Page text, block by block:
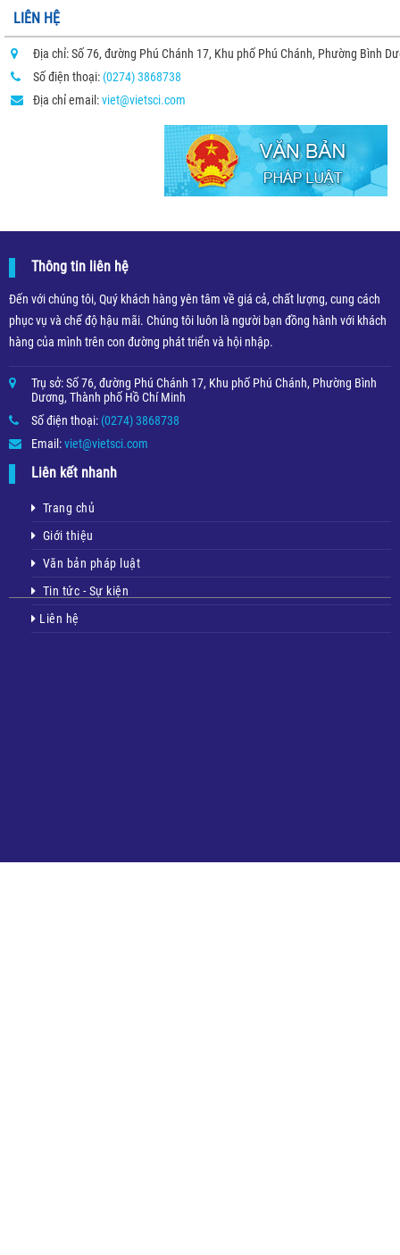
LIÊN HỆ
Địa chỉ: Số 76, đường Phú Chánh 17, Khu phố Phú Chánh, Phường Bình
Số điện thoại: (0274) 3868738
Địa chỉ email:viet@vietsci.com
Thông tin liên hệ
Đến với chúng tôi, Quý khách hàng yên tâm về giá cả, chất lượng, cung cách
phục vụ và chế độ hậu mãi. Chúng tôi luôn là người bạn đồng hành với khách
hàng của mình trên con đường phát triển và hội nhập.
Trụ sở: Số 76, đường Phú Chánh 17, Khu phố Phú Chánh, Phường Bình
Dương, Thành phố Hồ Chí Minh
Số điện thoại: (0274) 3868738
Email:viet@vietsci.com
Liên kết nhanh
Trang chủ
Giới thiệu
Văn bản pháp luật
Tin tức - Sự kiện
Liên hệ